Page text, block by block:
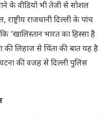
के वीडियो भी तेजी से सोशल
राजधानी दिल्ली के पांच
‘खालिस्तान भारत का हिस्सा है
की लिहाज से चिंता की बात यह है
की वजह से दिल्ली पुलिस